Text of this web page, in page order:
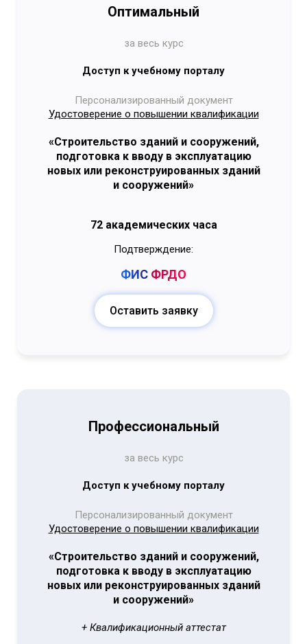
Оптимальный
за весь курс
Доступ к учебному порталу
Персонализированный документ
Удостоверение о повышении квалификации
«Строительство зданий и сооружений,
подготовка к вводу в эксплуатацию
новых или реконструированных зданий
и сооружений»
72 академических часа
Подтверждение:
ФИС ФРДО
Оставить заявку
Профессиональный
за весь курс
Доступ к учебному порталу
Персонализированный документ
Удостоверение о повышении квалификации
«Строительство зданий и сооружений,
подготовка к вводу в эксплуатацию
новых или реконструированных зданий
и сооружений»
+ Квалификационный аттестат